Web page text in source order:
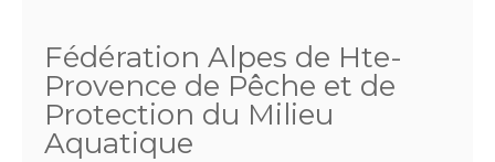
Fédération Alpes de Hte-
Provence de Pêche et de
Protection du Milieu
Aquatique